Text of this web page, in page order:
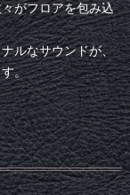
がフロアを包み込
ルなサウンドが、
。